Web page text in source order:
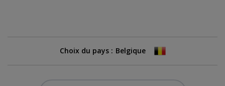
Choix du pays :